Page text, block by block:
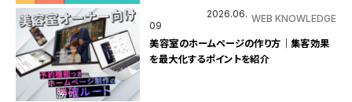
2026.06.
09
WEB KNOWLEDGE
美容室のホームページの作り方｜集客効果
を最大化するポイントを紹介